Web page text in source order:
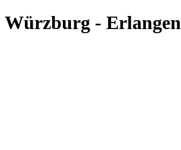
Würzburg - Erlangen